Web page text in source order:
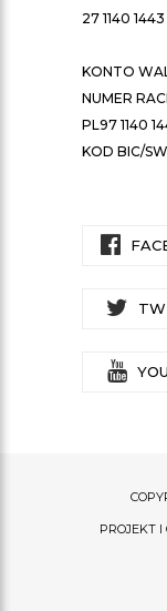
27 1140
KONTO
NUMER
PL97 1140
KOD BIC/
PROJEKT